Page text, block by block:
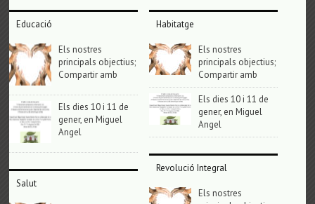
Educació
Els nostres
principals objectius;
Compartir amb
Els dies 10 i 11 de
gener, en Miguel
Angel
Salut
Habitatge
Els nostres
principals objectius;
Compartir amb
Els dies 10 i 11 de
gener, en Miguel
Angel
Revolució Integral
Els nostres